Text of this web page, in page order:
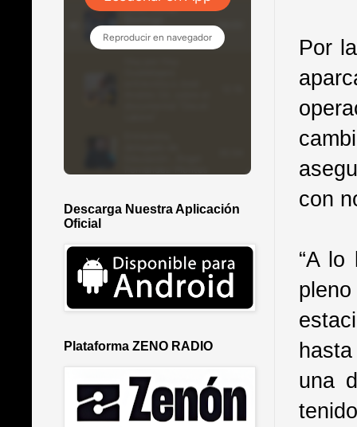
Por
con
“A lo
una
Descarga Nuestra Aplicación
Oficial
Plataforma ZENO RADIO